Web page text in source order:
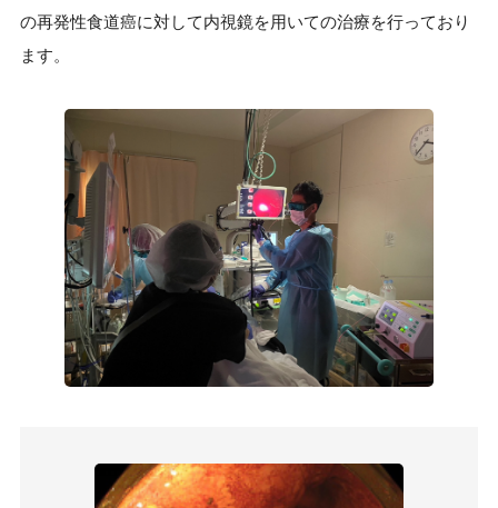
の再発性食道癌に対して内視鏡を用いての治療を行っており
ます。